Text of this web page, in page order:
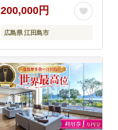
行・体験
200,000円
広島県 江田島市